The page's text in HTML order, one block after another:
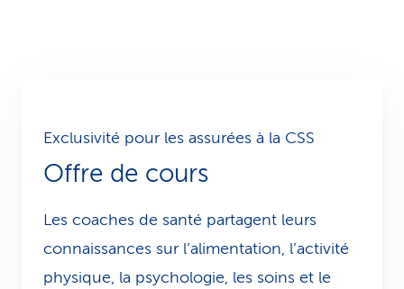
Exclusivité pour les assurées à la CSS
Offre de cours
Les coaches de santé partagent leurs
connaissances sur l’alimentation, l’activité
physique, la psychologie, les soins et le